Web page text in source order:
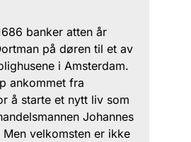
banker atten år
på døren til et av
i Amsterdam.
ankommet fra
å starte et nytt liv som
Johannes
Men velkomsten er ikke